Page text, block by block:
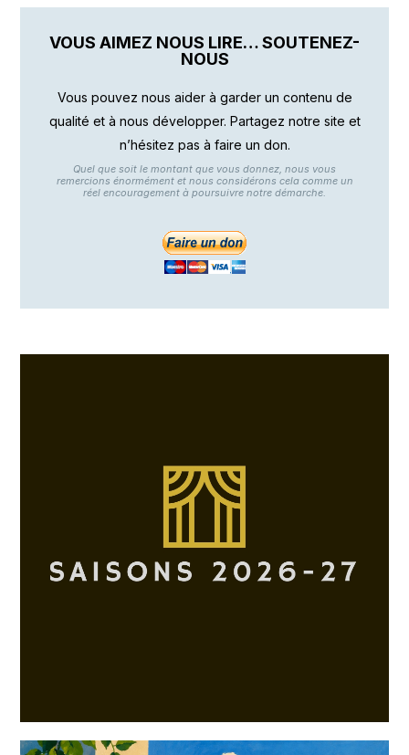
VOUS AIMEZ NOUS LIRE… SOUTENEZ-
NOUS
Vous pouvez nous aider à garder un contenu de
qualité et à nous développer. Partagez notre site et
n’hésitez pas à faire un don.
Quel que soit le montant que vous donnez, nous vous
remercions énormément et nous considérons cela comme un
réel encouragement à poursuivre notre démarche.